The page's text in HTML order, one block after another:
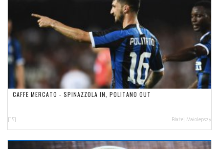
CAFFE MERCATO - SPINAZZOLA IN, POLITANO OUT
[15] Błażej Małolepszy